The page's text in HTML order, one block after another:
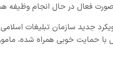
فعال در حال انجام وظیفه
جدید سازمان تبلیغات
با حمایت خوبی همراه شده،